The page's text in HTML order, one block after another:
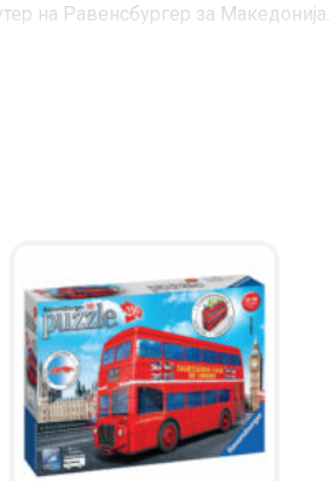
на Равенсбургер за Македонија.